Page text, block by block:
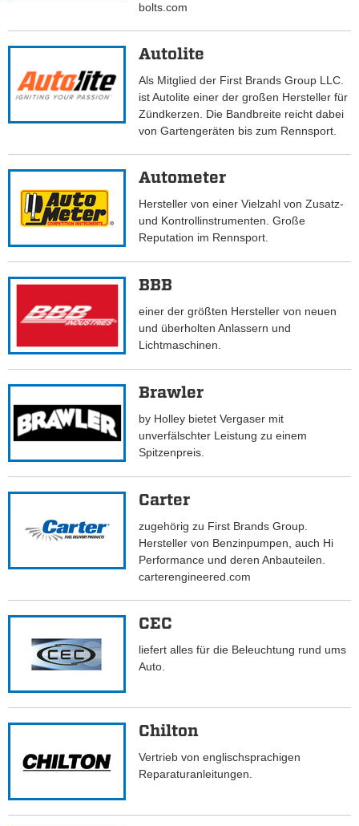
bolts.com
Autolite
Als Mitglied der First Brands Group LLC.
ist Autolite einer der großen Hersteller für
Zündkerzen. Die Bandbreite reicht dabei
von Gartengeräten bis zum Rennsport.
Autometer
Hersteller von einer Vielzahl von Zusatz-
und Kontrollinstrumenten. Große
Reputation im Rennsport.
BBB
einer der größten Hersteller von neuen
und überholten Anlassern und
Lichtmaschinen.
Brawler
by Holley bietet Vergaser mit
unverfälschter Leistung zu einem
Spitzenpreis.
Carter
zugehörig zu First Brands Group.
Hersteller von Benzinpumpen, auch Hi
Performance und deren Anbauteilen.
carterengineered.com
CEC
liefert alles für die Beleuchtung rund ums
Auto.
Chilton
Vertrieb von englischsprachigen
Reparaturanleitungen.